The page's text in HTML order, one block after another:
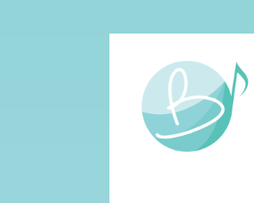
content